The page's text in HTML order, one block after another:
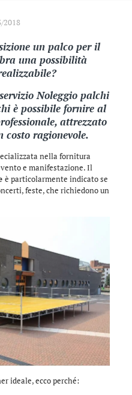
2018
un palco per il
una possibilità
Noleggio palchi
è possibile fornire al
attrezzato
ragionevole.
nella fornitura
e manifestazione. Il
è particolarmente indicato se
feste, che richiedono un
ideale, ecco perché: